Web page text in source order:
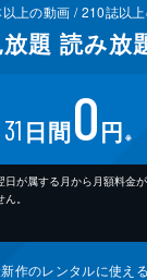
以上の動画 /210誌以
放題 読み放
31 日間0円 ※
が属する月から月額料金が
。
作のレンタルに使える